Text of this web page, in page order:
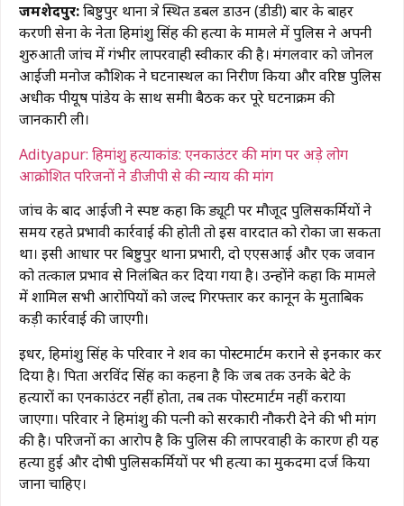
जमशेदपुर:बिष्टुपुर थाना क्षेत्र स्थित डबल डाउन (डीडी) बार के बाहर
करणी सेना के नेता हिमांशु सिंह की हत्या के मामले में पुलिस ने अपनी
शुरुआती जांच में गंभीर लापरवाही स्वीकार की है। मंगलवार को जोनल
आईजी मनोज कौशिक ने घटनास्थल का निरीक्षण किया और वरिष्ठ पुलिस
अधीक्षक पीयूष पांडेय के साथ समीक्षा बैठक कर पूरे घटनाक्रम की
जानकारी ली।
Adityapur: हिमांशु हत्याकांड: एनकाउंटर की मांग पर अड़े लोग
आक्रोशित परिजनों ने डीजीपी से की न्याय की मांग
जांच के बाद आईजी ने स्पष्ट कहा कि ड्यूटी पर मौजूद पुलिसकर्मियों ने
समय रहते प्रभावी कार्रवाई की होती तो इस वारदात को रोका जा सकता
था। इसी आधार पर बिष्टुपुर थाना प्रभारी, दो एएसआई और एक जवान
को तत्काल प्रभाव से निलंबित कर दिया गया है। उन्होंने कहा कि मामले
में शामिल सभी आरोपियों को जल्द गिरफ्तार कर कानून के मुताबिक
कड़ी कार्रवाई की जाएगी।
इधर, हिमांशु सिंह के परिवार ने शव का पोस्टमार्टम कराने से इनकार कर
दिया है। पिता अरविंद सिंह का कहना है कि जब तक उनके बेटे के
हत्यारों का एनकाउंटर नहीं होता, तब तक पोस्टमार्टम नहीं कराया
जाएगा। परिवार ने हिमांशु की पत्नी को सरकारी नौकरी देने की भी मांग
की है। परिजनों का आरोप है कि पुलिस की लापरवाही के कारण ही यह
हत्या हुई और दोषी पुलिसकर्मियों पर भी हत्या का मुकदमा दर्ज किया
जाना चाहिए।